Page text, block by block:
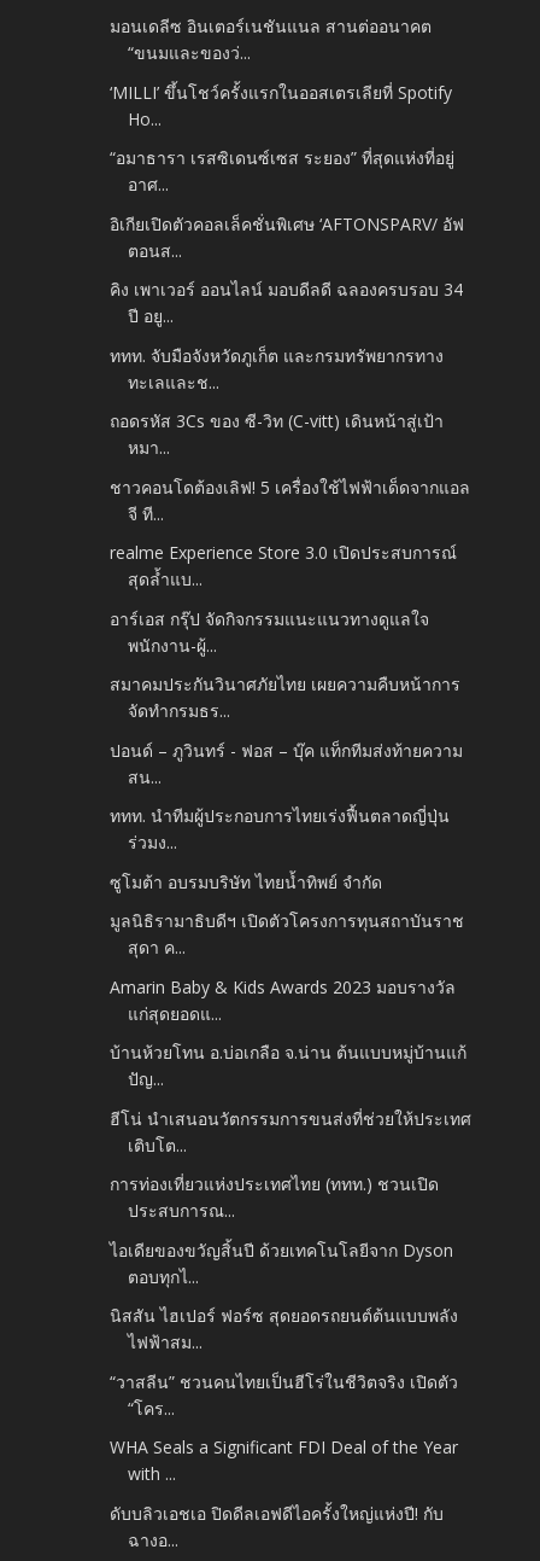
มอนเดลีซ อินเตอร์เนชันแนล สานต่ออนาคต
“ขนมและของว่...
‘MILLI’ ขึ้นโชว์ครั้งแรกในออสเตรเลียที่ Spotify
Ho...
“อมาธารา เรสซิเดนซ์เซส ระยอง” ที่สุดแห่งที่อยู่
อาศ...
อิเกียเปิดตัวคอลเล็คชั่นพิเศษ ‘AFTONSPARV/ อัฟ
ตอนส...
คิง เพาเวอร์ ออนไลน์ มอบดีลดี ฉลองครบรอบ 34
ปี อยู...
ททท. จับมือจังหวัดภูเก็ต และกรมทรัพยากรทาง
ทะเลและช...
ถอดรหัส 3Cs ของ ซี-วิท (C-vitt) เดินหน้าสู่เป้า
หมา...
ชาวคอนโดต้องเลิฟ! 5 เครื่องใช้ไฟฟ้าเด็ดจากแอล
จี ที...
realme Experience Store 3.0 เปิดประสบการณ์
สุดล้ำแบ...
อาร์เอส กรุ๊ป จัดกิจกรรมแนะแนวทางดูแลใจ
พนักงาน-ผู้...
สมาคมประกันวินาศภัยไทย เผยความคืบหน้าการ
จัดทำกรมธร...
ปอนด์ – ภูวินทร์ - ฟอส – บุ๊ค แท็กทีมส่งท้ายความ
สน...
ททท. นำทีมผู้ประกอบการไทยเร่งฟื้นตลาดญี่ปุ่น
ร่วมง...
ซูโมต้า อบรมบริษัท ไทยน้ำทิพย์ จำกัด
มูลนิธิรามาธิบดีฯ เปิดตัวโครงการทุนสถาบันราช
สุดา ค...
Amarin Baby & Kids Awards 2023 มอบรางวัล
แก่สุดยอดแ...
บ้านห้วยโทน อ.บ่อเกลือ จ.น่าน ต้นแบบหมู่บ้านแก้
ปัญ...
ฮีโน่ นำเสนอนวัตกรรมการขนส่งที่ช่วยให้ประเทศ
เติบโต...
การท่องเที่ยวแห่งประเทศไทย (ททท.) ชวนเปิด
ประสบการณ...
ไอเดียของขวัญสิ้นปี ด้วยเทคโนโลยีจาก Dyson
ตอบทุกไ...
นิสสัน ไฮเปอร์ ฟอร์ซ สุดยอดรถยนต์ต้นแบบพลัง
ไฟฟ้าสม...
“วาสลีน” ชวนคนไทยเป็นฮีโร่ในชีวิตจริง เปิดตัว
“โคร...
WHA Seals a Significant FDI Deal of the Year
with ...
ดับบลิวเอชเอ ปิดดีลเอฟดีไอครั้งใหญ่แห่งปี! กับ
ฉางอ...